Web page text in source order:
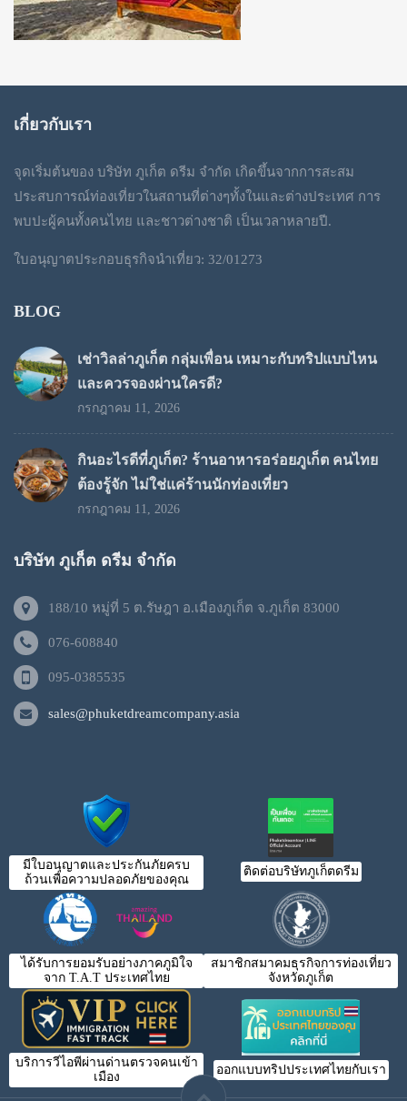
เกี่ยวกับเรา
จุดเริ่มต้นของ บริษัท ภูเก็ต ดรีม จำกัด เกิดขึ้นจากการสะสม
ประสบการณ์ท่องเที่ยวในสถานที่ต่างๆทั้งในและต่างประเทศ การ
พบปะผู้คนทั้งคนไทย และชาวต่างชาติ เป็นเวลาหลายปี.
ใบอนุญาตประกอบธุรกิจนำเที่ยว: 32/01273
BLOG
เช่าวิลล่าภูเก็ต กลุ่มเพื่อน เหมาะกับทริปแบบไหน
และควรจองผ่านใครดี?
กรกฎาคม 11, 2026
กินอะไรดีที่ภูเก็ต? ร้านอาหารอร่อยภูเก็ต คนไทย
ต้องรู้จัก ไม่ใช่แค่ร้านนักท่องเที่ยว
กรกฎาคม 11, 2026
บริษัท ภูเก็ต ดรีม จำกัด
188/10 หมู่ที่ 5 ต.รัษฎา อ.เมืองภูเก็ต จ.ภูเก็ต 83000
076-608840
095-0385535
sales@phuketdreamcompany.asia
มีใบอนุญาตและประกันภัยครบ
ถ้วนเพื่อความปลอดภัยของคุณ
ติดต่อบริษัทภูเก็ตดรีม
ได้รับการยอมรับอย่างภาคภูมิใจ
จาก T.A.T ประเทศไทย
สมาชิกสมาคมธุรกิจการท่องเที่ยว
จังหวัดภูเก็ต
บริการวีไอพีผ่านด่านตรวจคนเข้า
เมือง
ออกแบบทริปประเทศไทยกับเรา